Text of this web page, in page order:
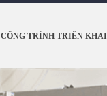
CÔNG TRÌNH TRIỂN KHAI